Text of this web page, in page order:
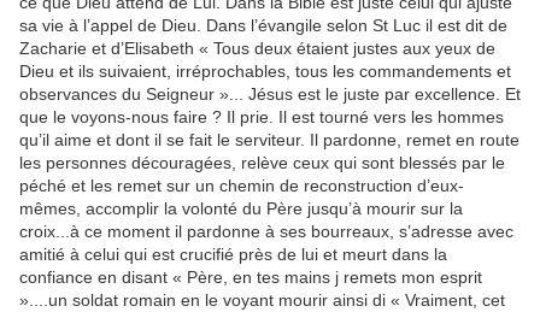
sa vie à l’appel de Dieu. Dans l’évangile selon St Luc il est dit de
Zacharie et d’Elisabeth « Tous deux étaient justes aux yeux de
Dieu et ils suivaient, irréprochables, tous les commandements et
observances du Seigneur »... Jésus est le juste par excellence. Et
que le voyons-nous faire ? Il prie. Il est tourné vers les hommes
qu’il aime et dont il se fait le serviteur. Il pardonne, remet en route
les personnes découragées, relève ceux qui sont blessés par le
péché et les remet sur un chemin de reconstruction d’eux-
mêmes, accomplir la volonté du Père jusqu’à mourir sur la
croix...à ce moment il pardonne à ses bourreaux, s’adresse avec
amitié à celui qui est crucifié près de lui et meurt dans la
confiance en disant « Père, en tes mains j remets mon esprit
»....un soldat romain en le voyant mourir ainsi di « Vraiment, cet